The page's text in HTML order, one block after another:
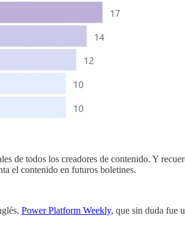
de todos los creadores de contenido. Y
el contenido en futuros boletines.
Power Platform Weekly, que sin duda fue